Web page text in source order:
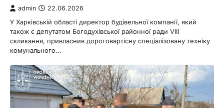
admin 22.06.2026
У Харківській області директор будівельної компанії, який
також є депутатом Богодухівської районної ради VIII
скликання, привласнив дороговартісну спеціалізовану техніку
комунального…